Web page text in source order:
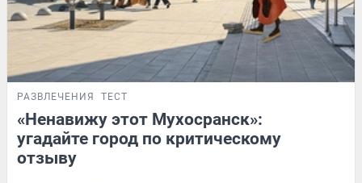
РАЗВЛЕЧЕНИЯ ТЕСТ
«Ненавижу этот Мухосранск»:
угадайте город по критическому
отзыву